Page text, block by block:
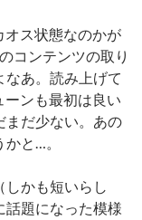
オス状態なのかが
コンテンツの取り
あ。読み上げて
ーンも最初は良い
まだ少ない。あの
と…。
しかも短いらし
話題になった模様